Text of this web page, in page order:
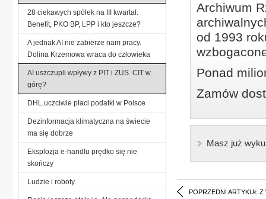
Archiwum
od 1993
Ponad
Zamów
Masz już
POPRZEDNI ARTYKUŁ Z
28 ciekawych spółek na III kwartał.
Benefit, PKO BP, LPP i kto jeszcze?
A jednak AI nie zabierze nam pracy.
Dolina Krzemowa wraca do człowieka
AI uszczupli wpływy z PIT i ZUS. CIT w
górę?
DHL uczciwie płaci podatki w Polsce
Dezinformacja klimatyczna na świecie
ma się dobrze
Eksplozja e-handlu prędko się nie
skończy
Ludzie i roboty